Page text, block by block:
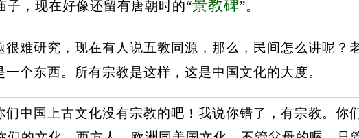
子，现在好像还留有唐朝时的“景教碑”。
很难研究，现在有人说五教同源，那么，民间怎么讲呢？
一个东西。所有宗教是这样，这是中国文化的大度。
们中国上古文化没有宗教的吧！我说你错了，有宗教。你